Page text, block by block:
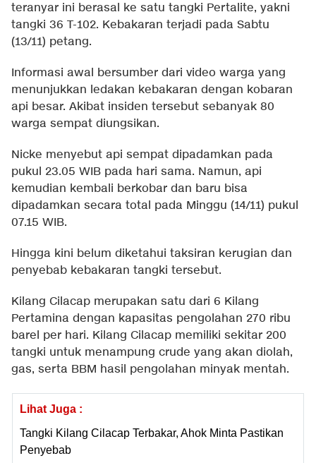
teranyar ini berasal ke satu tangki Pertalite, yakni
tangki 36 T-102. Kebakaran terjadi pada Sabtu
(13/11) petang.
Informasi awal bersumber dari video warga yang
menunjukkan ledakan kebakaran dengan kobaran
api besar. Akibat insiden tersebut sebanyak 80
warga sempat diungsikan.
Nicke menyebut api sempat dipadamkan pada
pukul 23.05 WIB pada hari sama. Namun, api
kemudian kembali berkobar dan baru bisa
dipadamkan secara total pada Minggu (14/11) pukul
07.15 WIB.
Hingga kini belum diketahui taksiran kerugian dan
penyebab kebakaran tangki tersebut.
Kilang Cilacap merupakan satu dari 6 Kilang
Pertamina dengan kapasitas pengolahan 270 ribu
barel per hari. Kilang Cilacap memiliki sekitar 200
tangki untuk menampung crude yang akan diolah,
gas, serta BBM hasil pengolahan minyak mentah.
Lihat Juga :
Tangki Kilang Cilacap Terbakar, Ahok Minta Pastikan
Penyebab